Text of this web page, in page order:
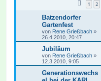
1 2
Batzendorfer
Gartenfest
von Rene Grießbach »
26.4.2010, 20:47
Jubiläum
von Rene Grießbach »
12.3.2010, 9:05
Generationswechs